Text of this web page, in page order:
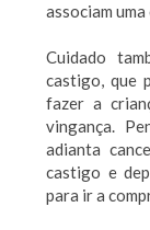
associam
Cuidado
castigo, que
fazer a
vingança.
adianta
castigo e
para ir a